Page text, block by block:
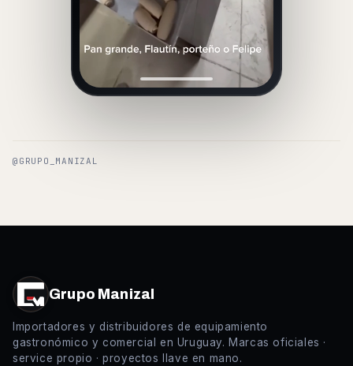
@GRUPO_MANIZAL
Grupo Manizal
Importadores y distribuidores de equipamiento
gastronómico y comercial en Uruguay. Marcas oficiales ·
service propio · proyectos llave en mano.